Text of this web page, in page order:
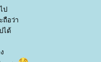
ป
ถือว่า
ได้